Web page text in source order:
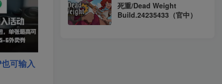
可输入
死重/Dead Weight
Build.24235433（官中）